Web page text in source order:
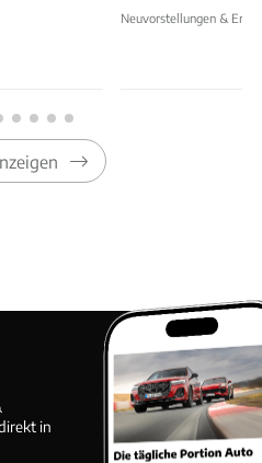
Neuvorstellungen &
in